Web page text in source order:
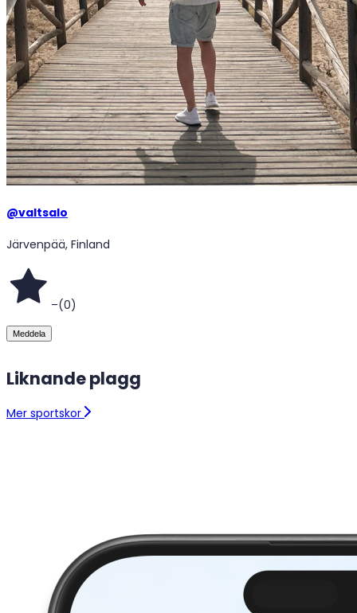
Liknande plagg
Mer sportskor
@valtsalo
Järvenpää, Finland
–(0)
Meddela